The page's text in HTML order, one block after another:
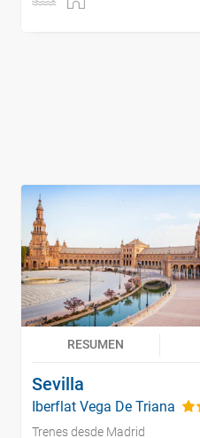
RESUMEN
Sevilla
Iberflat Vega De Triana
Trenes desde Madrid